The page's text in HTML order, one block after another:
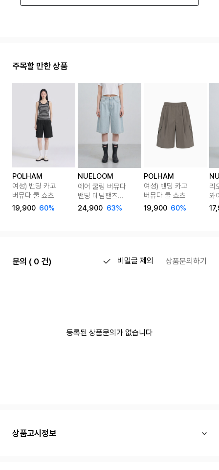
주목할 만한 상품
POLHAM
여성) 밴딩 카고
버뮤다 쿨 쇼츠
19,900 60%
NUELOOM
에어 쿨링 버뮤다
밴딩 데님팬츠
2color
24,900 63%
POLHAM
여성) 밴딩 카고
버뮤다 쿨 쇼츠
19,900 60%
리
와
(
문의 ( 0 건) 비밀글 제외 상품문의하기
등록된 상품문의가 없습니다
상품고시정보